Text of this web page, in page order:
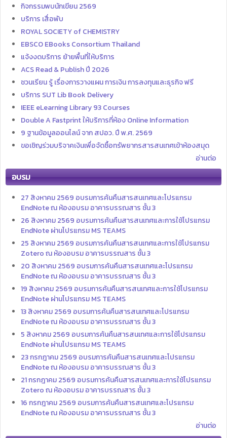
กิจกรรมพบนักเขียน 2569
บริการ เสื่อพับ
ROYAL SOCIETY of CHEMISTRY
EBSCO EBooks Consortium Thailand
แจ้งงดบริการ ย้ายพื้นที่ให้บริการ
ACS Read & Publish ปี 2026
ชวนเรียน รู้ เรื่องการวางแผน การเงิน การลงทุนและธุรกิจ ฟรี
บริการ SUT Lib Book Delivery
IEEE eLearning Library 93 Courses
Double A Fastprint ให้บริการที่ห้อง Online Information
9 ฐานข้อมูลออนไลน์ จาก สปอว. ปี พ.ศ. 2569
ขอเชิญร่วมบริจาคเงินเพื่อจัดซื้อทรัพยากรสารสนเทศเข้าห้องสมุด
อ่านต่อ
อบรม
27 สิงหาคม 2569 อบรมการค้นคืนสารสนเทศและโปรแกรม
EndNote ณ ห้องอบรม อาคารบรรณสาร ชั้น 3
26 สิงหาคม 2569 อบรมการค้นคืนสารสนเทศและการใช้โปรแกรม
EndNote ผ่านโปรแกรม MS TEAMS
25 สิงหาคม 2569 อบรมการค้นคืนสารสนเทศและการใช้โปรแกรม
Zotero ณ ห้องอบรม อาคารบรรณสาร ชั้น 3
20 สิงหาคม 2569 อบรมการค้นคืนสารสนเทศและโปรแกรม
EndNote ณ ห้องอบรม อาคารบรรณสาร ชั้น 3
19 สิงหาคม 2569 อบรมการค้นคืนสารสนเทศและการใช้โปรแกรม
EndNote ผ่านโปรแกรม MS TEAMS
13 สิงหาคม 2569 อบรมการค้นคืนสารสนเทศและโปรแกรม
EndNote ณ ห้องอบรม อาคารบรรณสาร ชั้น 3
5 สิงหาคม 2569 อบรมการค้นคืนสารสนเทศและการใช้โปรแกรม
EndNote ผ่านโปรแกรม MS TEAMS
23 กรกฎาคม 2569 อบรมการค้นคืนสารสนเทศและโปรแกรม
EndNote ณ ห้องอบรม อาคารบรรณสาร ชั้น 3
21 กรกฎาคม 2569 อบรมการค้นคืนสารสนเทศและการใช้โปรแกรม
Zotero ณ ห้องอบรม อาคารบรรณสาร ชั้น 3
16 กรกฎาคม 2569 อบรมการค้นคืนสารสนเทศและโปรแกรม
EndNote ณ ห้องอบรม อาคารบรรณสาร ชั้น 3
อ่านต่อ